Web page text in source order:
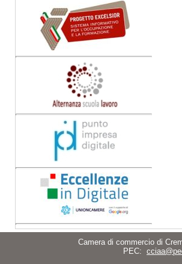
Camera di commercio di
PEC: